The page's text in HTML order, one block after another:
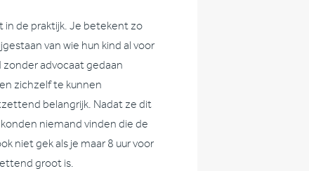
in de praktijk. Je betekent zo
van wie hun kind al voor
advocaat gedaan
zichzelf te kunnen
belangrijk. Nadat ze dit
niemand vinden die de
niet gek als je maar 8 uur voor
groot is.